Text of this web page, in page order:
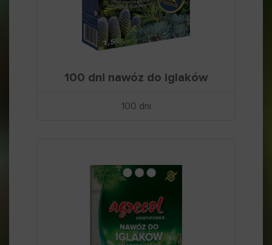
100 dni nawóz do iglaków
100 dni